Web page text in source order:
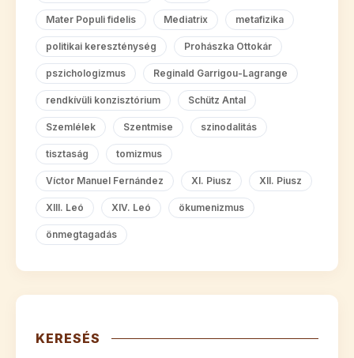
Mater Populi fidelis Mediatrix metafizika
politikai kereszténység Prohászka Ottokár
pszichologizmus Reginald Garrigou-Lagrange
rendkívüli konzisztórium Schütz Antal
Szemlélek Szentmise szinodalitás
tisztaság tomizmus
Víctor Manuel Fernández XI. Piusz XII. Piusz
XIII. Leó XIV. Leó ökumenizmus
önmegtagadás
KERESÉS